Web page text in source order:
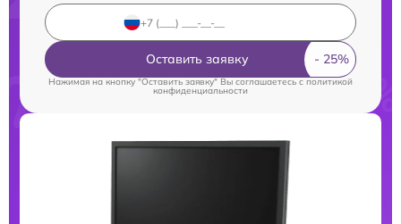
Оставить заявку
Нажимая на кнопку "Оставить заявку" Вы соглашаетесь cполитикой
конфиденциальности